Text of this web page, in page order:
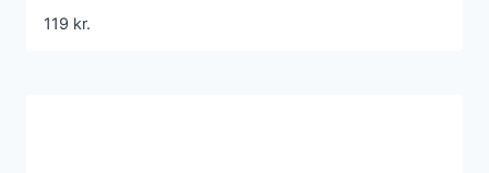
119 kr.